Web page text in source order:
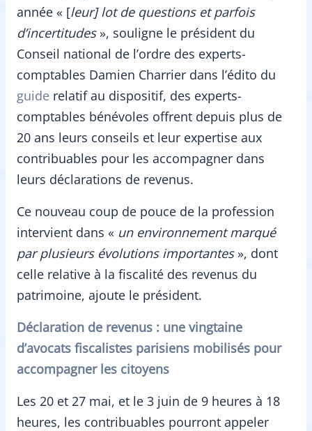
année « [leur] lot de questions et parfois
d’incertitudes», souligne le président du
Conseil national de l’ordre des experts-
comptables Damien Charrier dans l’édito du
guide relatif au dispositif, des experts-
comptables bénévoles offrent depuis plus de
20 ans leurs conseils et leur expertise aux
contribuables pour les accompagner dans
leurs déclarations de revenus.
Ce nouveau coup de pouce de la profession
intervient dans « un environnement marqué
par plusieurs évolutions importantes», dont
celle relative à la fiscalité des revenus du
patrimoine, ajoute le président.
Déclaration de revenus : une vingtaine
d’avocats fiscalistes parisiens mobilisés pour
accompagner les citoyens
Les 20 et 27 mai, et le 3 juin de 9 heures à 18
heures, les contribuables pourront appeler